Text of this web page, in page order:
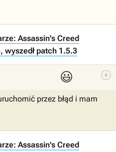
Assassin's Creed
wyszedł patch 1.5.3
😃
przez błąd i mam
Assassin's Creed